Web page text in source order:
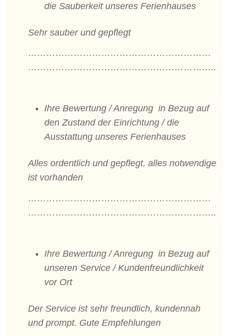
die Sauberkeit unseres Ferienhauses
Sehr sauber und gepflegt
……………………………………………………
……………………………………………………..
Ihre Bewertung / Anregung in Bezug auf
den Zustand der Einrichtung / die
Ausstattung unseres Ferienhauses
Alles ordentlich und gepflegt, alles notwendige
ist vorhanden
……………………………………………………
……………………………………………………..
Ihre Bewertung / Anregung in Bezug auf
unseren Service / Kundenfreundlichkeit
vor Ort
Der Service ist sehr freundlich, kundennah
und prompt. Gute Empfehlungen